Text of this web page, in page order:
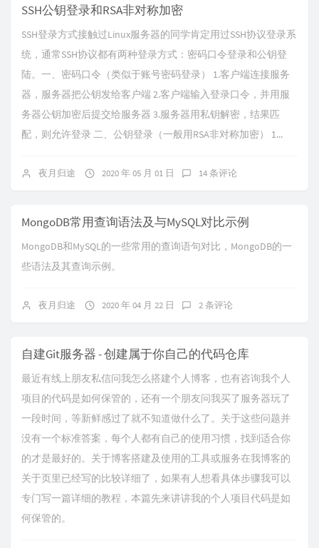
SSH公钥登录和RSA非对称加密
SSH登录方式接触过Linux服务器的同学肯定用过SSH协议登录系
统，通常SSH协议都有两种登录方式：密码口令登录和公钥登
陆。一、密码口令（类似于账号密码登录） 1.客户端连接服务
器，服务器把公钥发给客户端 2.客户端输入登录口令，并用服
务器公钥加密后提交给服务器 3.服务器用私钥解密，结果匹
配，则允许登录 二、公钥登录（一般用RSA非对称加密） 1...
夜月归途 2020 年 05 月 01 日 14 条评论
MongoDB常用查询语法及与MySQL对比示例
MongoDB和MySQL的一些常用的查询语句对比，MongoDB的一
些语法及其查询示例。
夜月归途 2020 年 04 月 22 日 2 条评论
自建Git服务器 - 创建属于你自己的代码仓库
最近有线上朋友私信问我怎么搭建个人博客，也有咨询我个人
项目的代码是如何保管的，还有一个朋友问我买了服务器玩了
一段时间，等新鲜感过了就不知道做什么了。关于这些问题并
没有一个标准答案，每个人都有自己的使用习惯，找到适合你
的才是最好的。关于博客搭建及使用的工具或服务在我博客的
关于页里已经写的比较详细了，如果有人想看具体步骤我可以
专门写一篇详细的教程，本篇先来讲讲我的个人项目代码是如
何保管的。